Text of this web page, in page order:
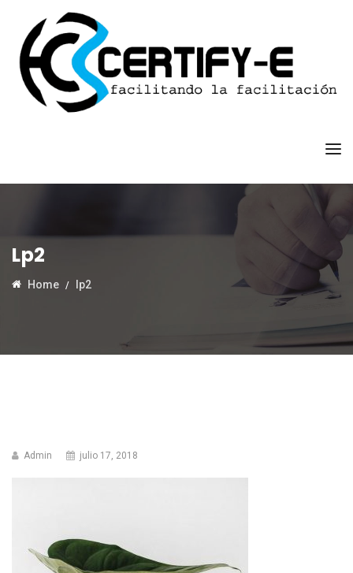
Lp2
Home lp2
Admin julio 17, 2018